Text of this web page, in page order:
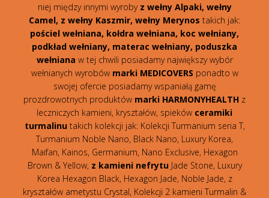
niej między innymi wyroby z wełny Alpaki, wełny
Camel, z wełny Kaszmir, wełny Merynos takich jak:
pościel wełniana, kołdra wełniana, koc wełniany,
podkład wełniany, materac wełniany, poduszka
wełniana w tej chwili posiadamy największy wybór
wełnianych wyrobów marki MEDICOVERS ponadto w
swojej ofercie posiadamy wspaniałą gamę
prozdrowotnych produktów marki HARMONYHEALTH z
leczniczych kamieni, kryształów, spieków ceramiki
turmalinutakich kolekcji jak: Kolekcji Turmanium seria T,
Turmanium Noble Nano, Black Nano, Luxury Korea,
Maifan, Kainos, Germanium, Nano Exclusive, Hexagon
Brown & Yellow, z kamieni nefrytuJade Stone, Luxury
Korea Hexagon Black, Hexagon Jade, Noble Jade, z
kryształów ametystu Crystal, Kolekcji 2 kamieni Turmalin &